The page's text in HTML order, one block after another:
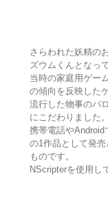
さらわれた妖精の
ズウムくんとなっ
当時の家庭用ゲー
の傾向を反映した
流行した物事のパ
にこだわりました。
携帯電話や
の1作品として発
ものです。
NScripterを使用し